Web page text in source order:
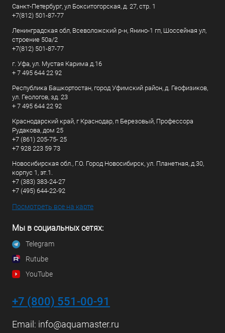
Санкт-Петербург, ул Бокситогорская, д. 27, стр. 1
+7(812) 501-87-77
Ленинградская обл, Всеволожский р-н, Янино-1 гп, Шоссейная ул,
строение 50а/2
+7(812) 501-87-77
г. Уфа, ул. Мустая Карима д.16
+ 7 495 644 22 92
Республика Башкортостан, город Уфимский район, д. Геофизиков,
ул. Геологов, зд. 23
+ 7 495 644 22 92
Краснодарский край, г Краснодар, п Березовый, Профессора
Рудакова, дом 25
+7 (861) 205-75- 25
+7 928 223 59 73
Новосибирская обл., Г.О. Город Новосибирск, ул. Планетная, д.30,
корпус 1, эт.1.
+7 (383) 383-24-27
+7 (495) 644-22-92
Посмотреть все на карте
Мы в социальных сетях:
Telegram
Rutube
YouTube
+7 (800) 551-00-91
Email: info@aquamaster.ru